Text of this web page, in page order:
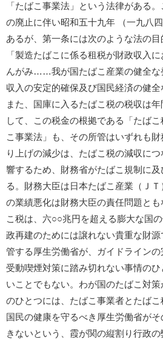
「たばこ事業法」という法律がある
の廃止に伴い昭和五十九年 （一九八
あるが、第一条には次のような法の目
「製造たばこに係る租税が財政収入
んがみ……我が国たばこ産業の健全な
収入の安定的確保及び国民経済の健全
また、国庫に入るたばこ税の税収は
して、この税金の根拠である「たば
こ事業法」も、その所管はいずれも
り上げの減少は、たばこ税の減収に
響するため、財務省がたばこ規制に及
る。財務大臣は日本たばこ産業（Ｊ
の業績悪化は財務大臣の責任問題と
こ税は、六○○兆円を超える膨大な国
政再建のためには譲れない貴重な財
管する厚生労働省が、ガイドライン
受動喫煙対策に踏み切れない事情の
いことでもない。わが国のたばこ対
のひとつには、たばこ事業者とたばこ
国民の健康を守るべき厚生労働省が
きないという、霞が関の縦割り行政の